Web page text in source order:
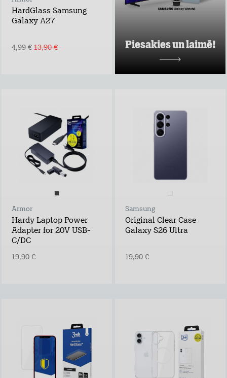
HardGlass Samsung
Galaxy A27
4,99 € 13,90 € Piesakies un laimē!
Uzzināt vairāk
Armor
Hardy Laptop Power
Adapter for 20V USB-
C/DC
19,90 €
Samsung
Original Clear Case
Galaxy S26 Ultra
19,90 €